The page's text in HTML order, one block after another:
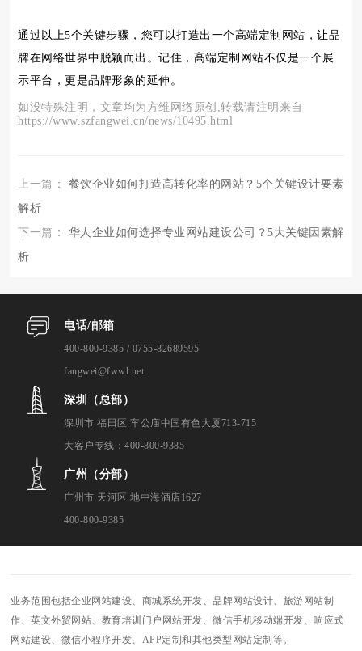
通过以上5个关键步骤，您可以打造出一个高端定制网站，让品
牌在网络世界中脱颖而出。记住，高端定制网站不仅是一个展
示平台，更是品牌形象的延伸。
如没特殊注明，文章均为方维网络原创,转载请注明来自
https://www.szfangwei.cn/news/10495.html
上一篇： 餐饮企业如何打造高转化率的网站？5个关键设计要素
解析
下一篇： 华人企业如何选择专业网站建设公司？5大关键因素解
析
电话/邮箱
400-800-9385 / 0755-82689595
fangwei@fwwl.net
深圳（总部）
深圳市 福田区 车公庙中国有色大厦713-715
大客户专线：400-800-9385
广州（分部）
广州市 天河区 地中海酒店1627
400-800-9385
业务范围包括企业网站建设、商城系统开发、品牌网站设计、旅游网站制
作、英文外贸网站、教育培训门户网站开发、微信手机移动端开发、响应式
网站建设、微信小程序开发、APP定制和其他类型网站定制等。